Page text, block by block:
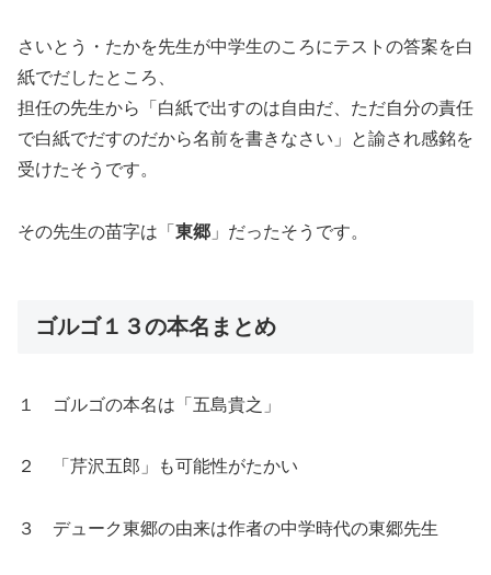
さいとう・たかを先生が中学生のころにテストの答案を白
紙でだしたところ、
担任の先生から「白紙で出すのは自由だ、ただ自分の責任
で白紙でだすのだから名前を書きなさい」と諭され感銘を
受けたそうです。
その先生の苗字は「 東郷 」だったそうです。
ゴルゴ１３の本名まとめ
１ ゴルゴの本名は「五島貴之」
２ 「芹沢五郎」も可能性がたかい
３ デューク東郷の由来は作者の中学時代の東郷先生